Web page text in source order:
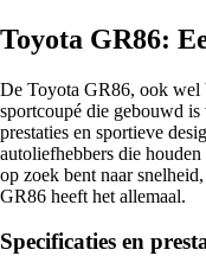
Toyota GR86:
De Toyota GR86, ook wel
sportcoupé die gebouwd
prestaties en sportieve
autoliefhebbers die
op zoek bent naar
GR86 heeft het allemaal.
Specificaties en